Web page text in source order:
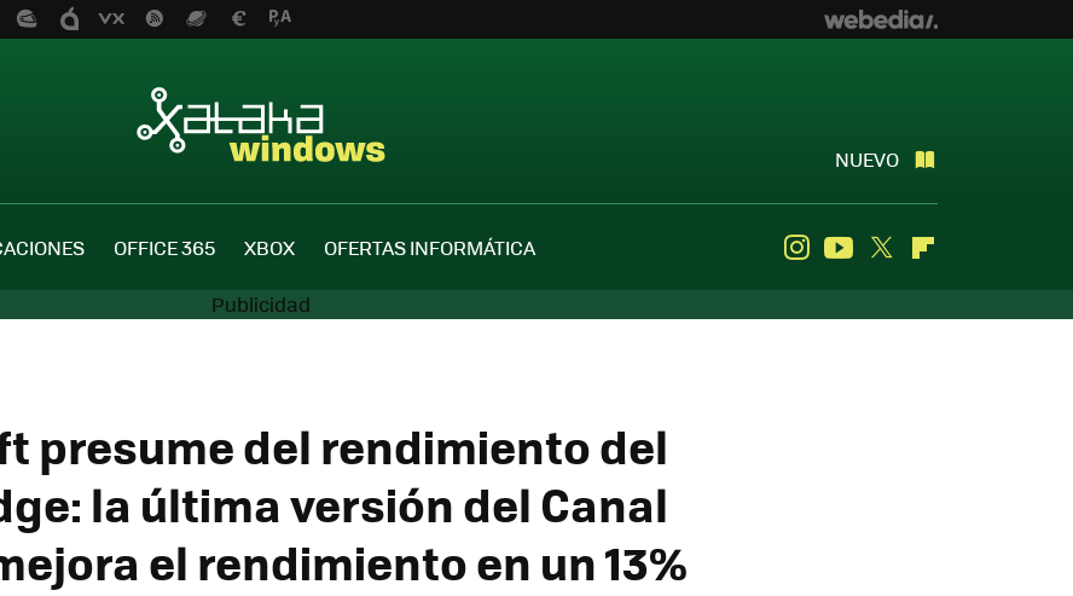
NUEVO
OFFICE 365 XBOX OFERTAS INFORMÁTICA InstagramYoutube
Twitter
presume del rendimiento del
la última versión del Canal
el rendimiento en un 13%